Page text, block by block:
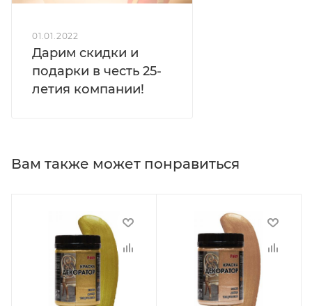
01.01.2022
Дарим скидки и
подарки в честь 25-
летия компании!
Вам также может понравиться